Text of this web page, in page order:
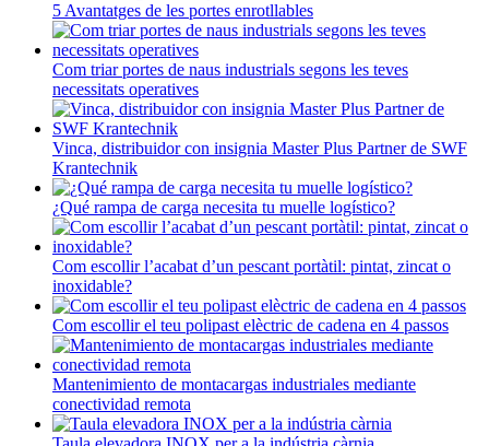
5 Avantatges de les portes enrotllables
Com triar portes de naus industrials segons les teves
necessitats operatives
Vinca, distribuidor con insignia Master Plus Partner de SWF
Krantechnik
¿Qué rampa de carga necesita tu muelle logístico?
Com escollir l’acabat d’un pescant portàtil: pintat, zincat o
inoxidable?
Com escollir el teu polipast elèctric de cadena en 4 passos
Mantenimiento de montacargas industriales mediante
conectividad remota